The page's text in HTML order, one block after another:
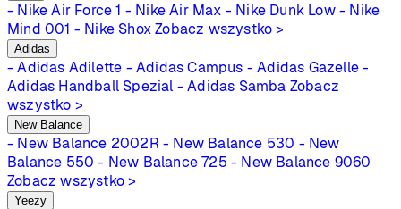
- Nike Air Force 1 - Nike Air Max - Nike Dunk Low - Nike
Mind 001 - Nike Shox Zobacz wszystko >
Adidas
- Adidas Adilette - Adidas Campus - Adidas Gazelle -
Adidas Handball Spezial - Adidas Samba Zobacz
wszystko >
New Balance
- New Balance 2002R - New Balance 530 - New
Balance 550 - New Balance 725 - New Balance 9060
Zobacz wszystko >
Yeezy